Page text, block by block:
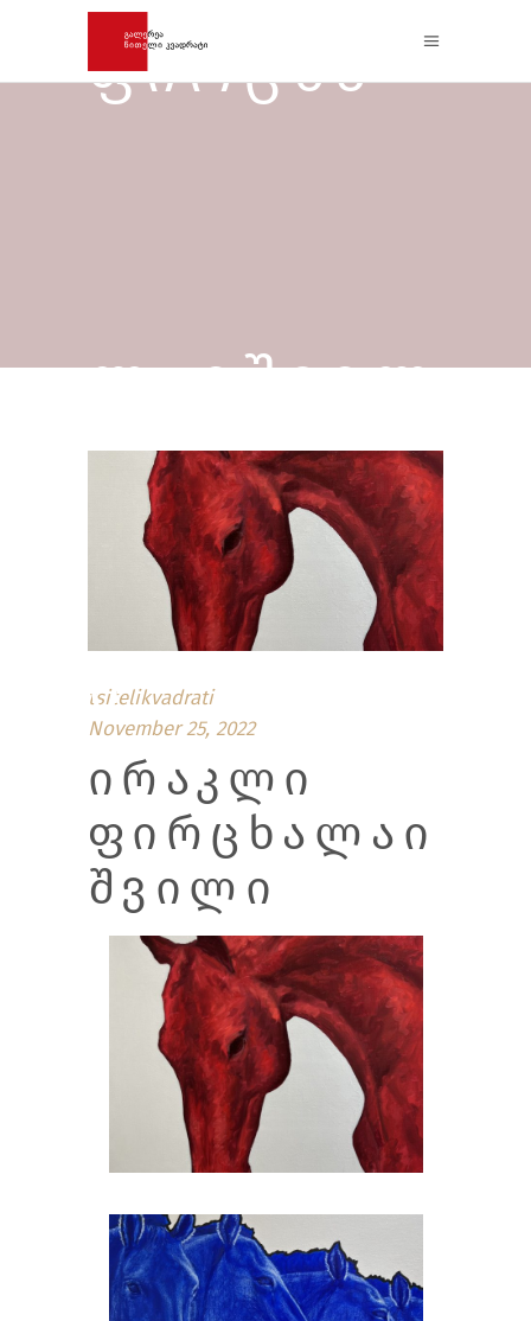
ᲤᲘᲠᲪᲮᲐ
ᲚᲐᲘᲨᲕᲘᲚ
Ი
tsitelikvadrati
November 25, 2022
ᲘᲠᲐᲙᲚᲘ
ᲤᲘᲠᲪᲮᲐᲚᲐᲘ
ᲨᲕᲘᲚᲘ